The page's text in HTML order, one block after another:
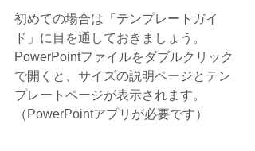
初めての場合は「テンプレートガイ
ド」に目を通しておきましょう。
PowerPointファイルをダブルクリック
で開くと、サイズの説明ページとテン
プレートページが表示されます。
（PowerPointアプリが必要です）